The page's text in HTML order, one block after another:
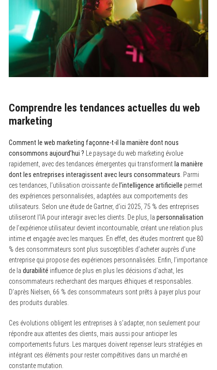
Comprendre les tendances actuelles du web
marketing
Comment le web marketing façonne-t-il la manière dont nous
consommons aujourd’hui ? Le paysage du web marketing évolue
rapidement, avec des tendances émergentes qui transforment la manière
dont les entreprises interagissent avec leurs consommateurs . Parmi
ces tendances, l’utilisation croissante de l’intelligence artificielle permet
des expériences personnalisées, adaptées aux comportements des
utilisateurs. Selon une étude de Gartner, d’ici 2025, 75 % des entreprises
utiliseront l’IA pour interagir avec les clients. De plus, la personnalisation
de l’expérience utilisateur devient incontournable, créant une relation plus
intime et engagée avec les marques. En effet, des études montrent que 80
% des consommateurs sont plus susceptibles d’acheter auprès d’une
entreprise qui propose des expériences personnalisées. Enfin, l’importance
de la durabilité influence de plus en plus les décisions d’achat, les
consommateurs recherchant des marques éthiques et responsables.
D’après Nielsen, 66 % des consommateurs sont prêts à payer plus pour
des produits durables.
Ces évolutions obligent les entreprises à s’adapter, non seulement pour
répondre aux attentes des clients, mais aussi pour anticiper les
comportements futurs. Les marques doivent repenser leurs stratégies en
intégrant ces éléments pour rester compétitives dans un marché en
constante mutation.